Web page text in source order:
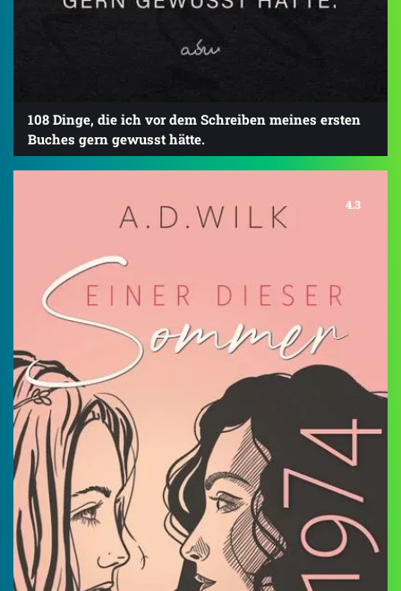
108 Dinge, die ich vor dem Schreiben meines ersten
Buches gern gewusst hätte.
4.3